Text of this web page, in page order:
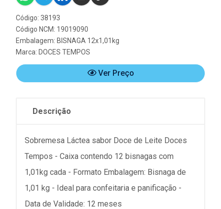
Código: 38193
Código NCM: 19019090
Embalagem: BISNAGA 12x1,01kg
Marca: DOCES TEMPOS
Ver Preço
Descrição
Sobremesa Láctea sabor Doce de Leite Doces
Tempos - Caixa contendo 12 bisnagas com
1,01kg cada - Formato Embalagem: Bisnaga de
1,01 kg - Ideal para confeitaria e panificação -
Data de Validade: 12 meses